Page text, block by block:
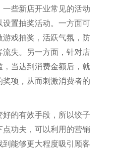
些新店开业常见的活动
置抽奖活动。一方面可
游戏抽奖，活跃气氛，防
流失。另一方面，针对店
当达到消费金额后，就
项，从而刺激消费者的
的有效手段，所以饺子
功夫，可以利用的营销
能够更大程度吸引顾客